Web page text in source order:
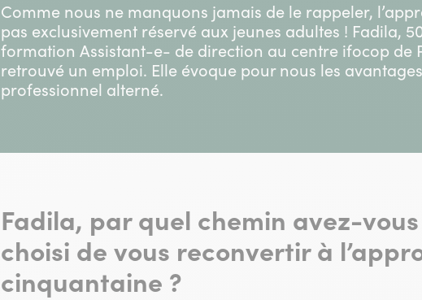
Comme nous ne manquons jamais de le rappeler,
pas exclusivement réservé aux jeunes adultes ! Fadila,
formation Assistant-e- de direction au centre ifocop de
retrouvé un emploi. Elle évoque pour nous les
professionnel alterné.
Fadila, par quel chemin avez-
choisi de vous reconvertir à
cinquantaine ?